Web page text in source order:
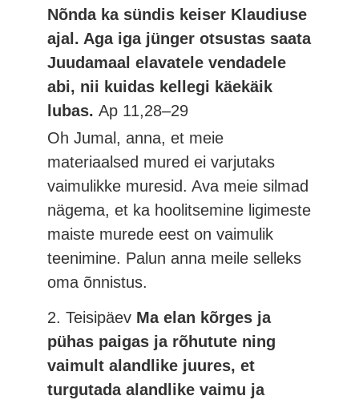
Nõnda ka sündis keiser Klaudiuse
ajal. Aga iga jünger otsustas saata
Juudamaal elavatele vendadele
abi, nii kuidas kellegi käekäik
lubas.Ap 11,28–29
Oh Jumal, anna, et meie
materiaalsed mured ei varjutaks
vaimulikke muresid. Ava meie silmad
nägema, et ka hoolitsemine ligimeste
maiste murede eest on vaimulik
teenimine. Palun anna meile selleks
oma õnnistus.
2. Teisipäev Ma elan kõrges ja
pühas paigas ja rõhutute ning
vaimult alandlike juures, et
turgutada alandlike vaimu ja